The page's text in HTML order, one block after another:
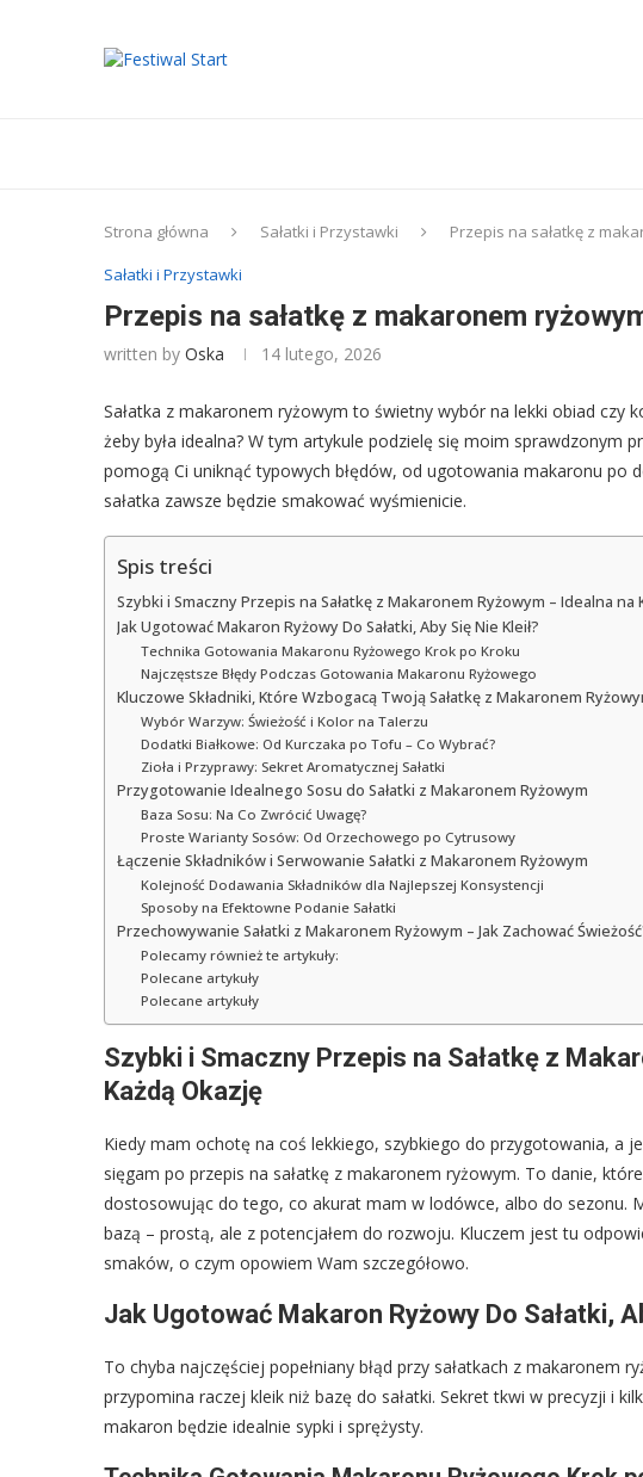
Strona główna Sałatki i Przystawki
Przepis na sałatkę z
Sałatki i Przystawki
Przepis na sałatkę z makaronem
written by Oska 14 lutego, 2026
Sałatka z makaronem ryżowym to świetny wybór na lekki obiad czy
żeby była idealna? W tym artykule podzielę się moim sprawdzonym
pomogą Ci uniknąć typowych błędów, od ugotowania makaronu po
sałatka zawsze będzie smakować wyśmienicie.
Spis treści
Szybki i Smaczny Przepis na Sałatkę z Makaronem Ryżowym – Idealna na
Jak Ugotować Makaron Ryżowy Do Sałatki, Aby Się Nie Kleił?
Technika Gotowania Makaronu Ryżowego Krok po Kroku
Najczęstsze Błędy Podczas Gotowania Makaronu Ryżowego
Kluczowe Składniki, Które Wzbogacą Twoją Sałatkę z Makaronem
Wybór Warzyw: Świeżość i Kolor na Talerzu
Dodatki Białkowe: Od Kurczaka po Tofu – Co Wybrać?
Zioła i Przyprawy: Sekret Aromatycznej Sałatki
Przygotowanie Idealnego Sosu do Sałatki z Makaronem Ryżowym
Baza Sosu: Na Co Zwrócić Uwagę?
Proste Warianty Sosów: Od Orzechowego po Cytrusowy
Łączenie Składników i Serwowanie Sałatki z Makaronem Ryżowym
Kolejność Dodawania Składników dla Najlepszej Konsystencji
Sposoby na Efektowne Podanie Sałatki
Przechowywanie Sałatki z Makaronem Ryżowym – Jak Zachować
Polecamy również te artykuły:
Polecane artykuły
Polecane artykuły
Szybki i Smaczny Przepis na Sałatkę z
Każdą Okazję
Kiedy mam ochotę na coś lekkiego, szybkiego do przygotowania, a
sięgam po przepis na sałatkę z makaronem ryżowym. To danie,
dostosowując do tego, co akurat mam w lodówce, albo do sezonu.
bazą – prostą, ale z potencjałem do rozwoju. Kluczem jest tu
smaków, o czym opowiem Wam szczegółowo.
Jak Ugotować Makaron Ryżowy Do Sałatki,
To chyba najczęściej popełniany błąd przy sałatkach z
przypomina raczej kleik niż bazę do sałatki. Sekret tkwi w precyzji i
makaron będzie idealnie sypki i sprężysty.